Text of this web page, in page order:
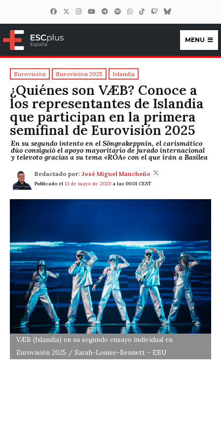
ESCplus España
MENU
Eurovisión Eurovisión 2025 Islandia
¿Quiénes son VÆB? Conoce a
los representantes de Islandia
que participan en la primera
semifinal de Eurovisión 2025
En su segundo intento en el Söngvakeppnin, el carismático
dúo consiguió el apoyo mayoritario de jurado internacional
y televoto gracias a su tema «RÓA» con el que irán a Basilea
Redactado por: José Miguel Mancheño
Publicado el 13 de mayo de 2025 a las 00:01 CEST
VÆB (Islandia) en su segundo ensayo individual en
Eurovisión 2025 / Sarah-Louise-Bennett - EBU